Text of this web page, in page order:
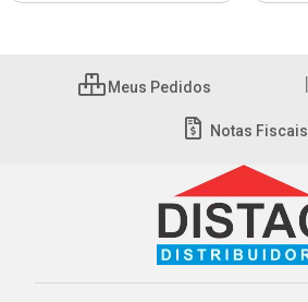
Meus Pedidos
Notas Fiscais